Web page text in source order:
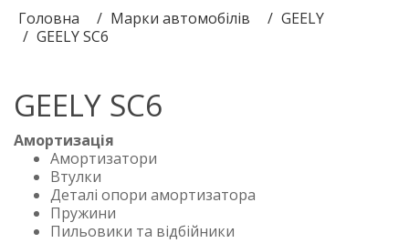
Головна Марки автомобілів
GEELY
GEELY SC6
GEELY SC6
Амортизація
Амортизатори
Втулки
Деталі опори амортизатора
Пружини
Пильовики та відбійники